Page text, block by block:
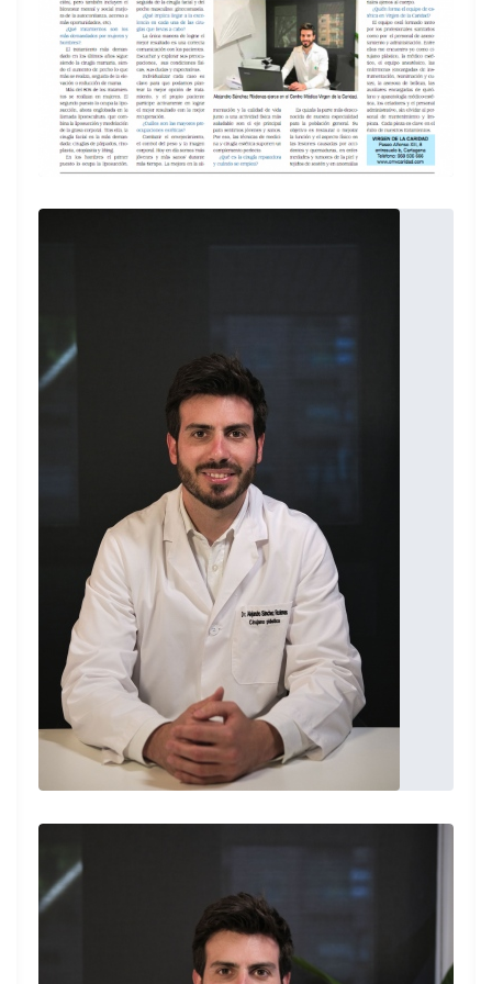
elegancia y la comodidad!
Paciente
Tengo una nariz preciosa gracias al doctor
Hace años que me operé con el Dr. Sánchez
Ródenas de un aumento de pecho y a día
de hoy no puedo estar más contenta de la
decisión que tomé. Resultado muy natural,
recuperación rápida, pero lo mejor el trato
profesional y humano recibido. Si tuviera
que intervenirme nuevamente lo volvería a
elegir a él.
Paciente
Acabo de realizarme una cirugía de
párpados y estoy encantada. Tenía muchas
ganas desde hacía tiempo pero tenía
mucho miedo porque nunca me había
operado antes, pero el doctor me dio
mucha confianza y me lo explicó todo. Ya
estoy operada y encantada con el